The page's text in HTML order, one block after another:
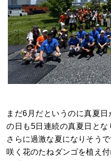
まだ6月だというのに真夏
の日も5日連続の真夏日と
さらに過激な夏になりそう
咲く花のたねダンゴを植え